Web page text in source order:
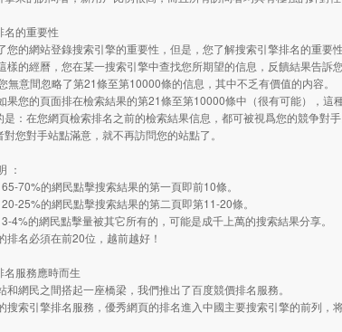
名的重要性
您的網站登錄搜索引擎的重要性，但是，您了解搜索引擎排名的重
的經曆，您在某一搜索引擎中查找您所期望的信息，反饋結果告訴
無意間忽略了第21條至第10000條的信息，其中不乏有價值的内容。
您的頁面排在檢索結果的第21條至第10000條中（很有可能），這
是：在您網頁檢索排名之前的檢索結果信息，都可被視爲您的競争對
您對手站點滿意，就不再訪問您的站點了。
：
網民點擊搜索結果的第一頁即前10條。
網民點擊搜索結果的第二頁即第11-20條。
點擊量被其它所有的，可能是成千上萬的搜索結果分享。
名必須在前20位，越前越好！
名服務應時而生
民之間搭起一座橋梁，我們推出了百度競價排名服務。
引擎排名服務，優秀網頁的排名進入中國主要搜索引擎的前列，